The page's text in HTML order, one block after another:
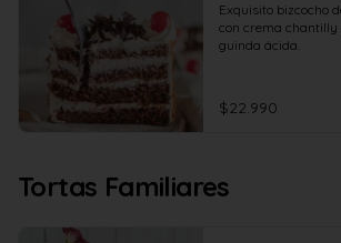
Exquisito bizcocho
con crema
guinda ácida.
$22.990
Tortas Familiares